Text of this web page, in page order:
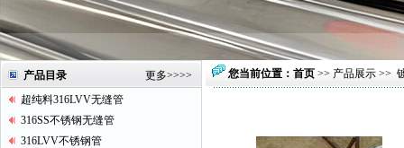
产品目录 更多>>>>
超纯料316LVV无缝管
316SS不锈钢无缝管
316LVV不锈钢管
您当前位置： 首页 >> 产品展示 >>